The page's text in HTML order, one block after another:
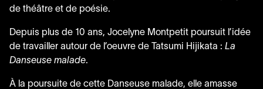
de théâtre et de poésie.
Depuis plus de 10 ans, Jocelyne Montpetit poursuit l’idée
de travailler autour de l’oeuvre de Tatsumi Hijikata : La
Danseuse malade.
À la poursuite de cette Danseuse malade, elle amasse